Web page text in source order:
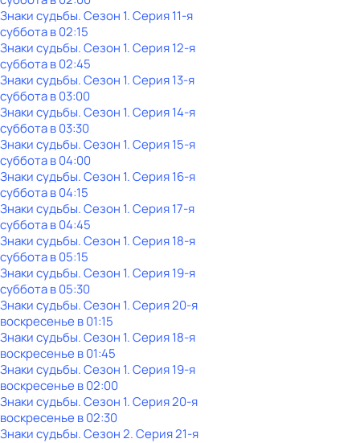
Знаки судьбы. Сезон 1. Серия 11-я
субботав02:15
Знаки судьбы. Сезон 1. Серия 12-я
субботав02:45
Знаки судьбы. Сезон 1. Серия 13-я
субботав03:00
Знаки судьбы. Сезон 1. Серия 14-я
субботав03:30
Знаки судьбы. Сезон 1. Серия 15-я
субботав04:00
Знаки судьбы. Сезон 1. Серия 16-я
субботав04:15
Знаки судьбы. Сезон 1. Серия 17-я
субботав04:45
Знаки судьбы. Сезон 1. Серия 18-я
субботав05:15
Знаки судьбы. Сезон 1. Серия 19-я
субботав05:30
Знаки судьбы. Сезон 1. Серия 20-я
воскресенье в01:15
Знаки судьбы. Сезон 1. Серия 18-я
воскресенье в01:45
Знаки судьбы. Сезон 1. Серия 19-я
воскресенье в02:00
Знаки судьбы. Сезон 1. Серия 20-я
воскресенье в02:30
Знаки судьбы. Сезон 2. Серия 21-я